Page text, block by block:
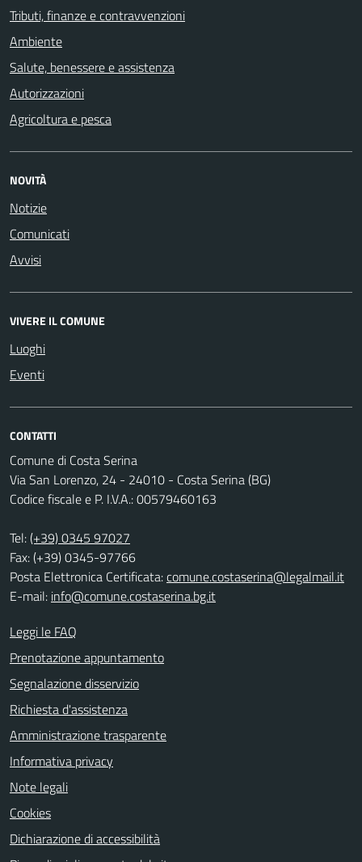
Tributi, finanze e contravvenzioni
Ambiente
Salute, benessere e assistenza
Autorizzazioni
Agricoltura e pesca
NOVITÀ
Notizie
Comunicati
Avvisi
VIVERE IL COMUNE
Luoghi
Eventi
CONTATTI
Comune di Costa Serina
Via San Lorenzo, 24 - 24010 - Costa Serina (BG)
Codice fiscale e P. I.V.A.: 00579460163
Tel:(+39) 0345 97027
Fax: (+39) 0345-97766
Posta Elettronica Certificata:comune.costaserina@legalmail.it
E-mail: info@comune.costaserina.bg.it
Leggi le FAQ
Prenotazione appuntamento
Segnalazione disservizio
Richiesta d'assistenza
Amministrazione trasparente
Informativa privacy
Note legali
Cookies
Dichiarazione di accessibilità